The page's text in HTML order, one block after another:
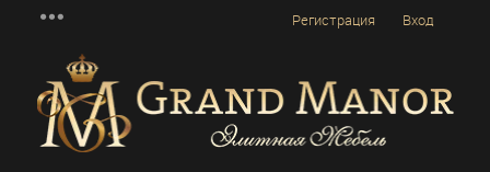
Вход
Регистрация